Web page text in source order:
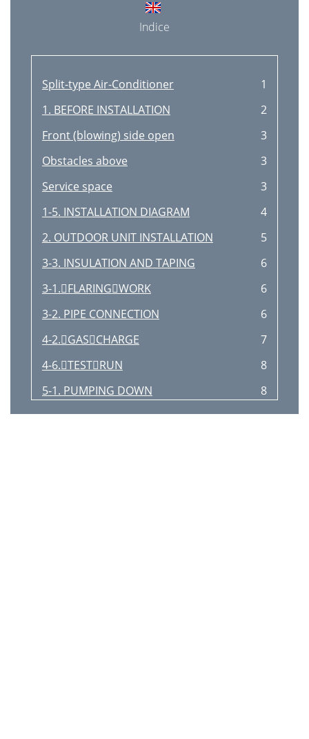
Indice
Split-type Air-Conditioner
1
1. BEFORE INSTALLATION
2
Front (blowing) side open
3
Obstacles above
3
Service space
3
1-5. INSTALLATION DIAGRAM
4
2. OUTDOOR UNIT INSTALLATION
5
3-3. INSULATION AND TAPING
6
3-1.FLARINGWORK
6
3-2. PIPE CONNECTION
6
4-2.GASCHARGE
7
4-6.TESTRUN
8
5-1. PUMPING DOWN
8
4-7.EXPLANATIONTOTHEUSER
8